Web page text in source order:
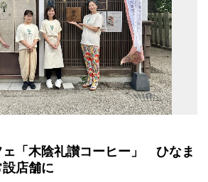
ェ「木陰礼讃コーヒー」 ひなま
店舗に